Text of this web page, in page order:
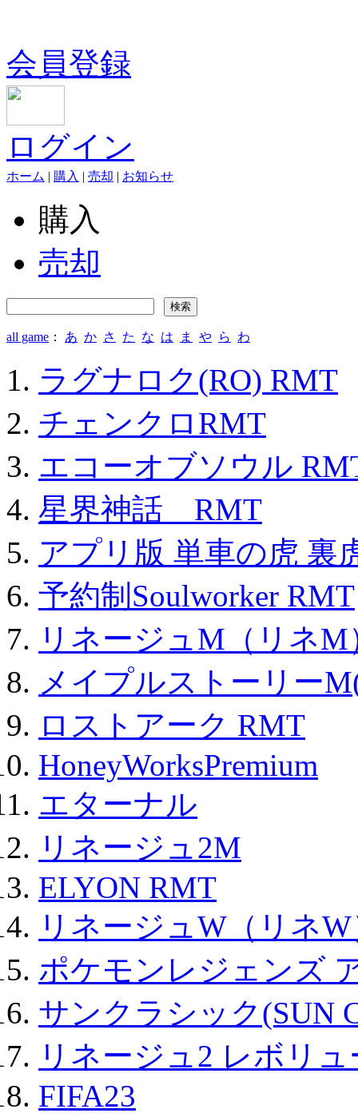
会員登録
ログイン
ホーム | 購入 | 売却 | お知らせ
購入
売却
all game ： あ か さ た な は ま や ら わ
ラグナロク(RO) RMT
チェンクロRMT
エコーオブソウル
星界神話 RMT
アプリ版 単車の虎 裏
予約制Soulworker RMT
リネージュM（リネM
メイプルストーリー
ロストアーク RMT
HoneyWorksPremium
エターナル
リネージュ2M
ELYON RMT
リネージュW（リネ
ポケモンレジェンズ
サンクラシック(SUN
リネージュ2 レボリ
FIFA23